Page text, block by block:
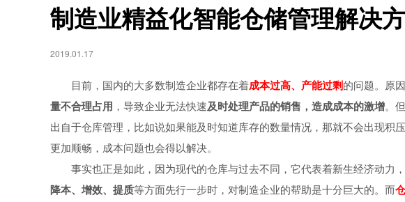
制造业精益化智能仓储管理解决
2019.01.17
目前，国内的大多数制造企业都存在着成本过高、产能过剩的问题。原
量不合理占用 ，导致企业无法快速及时处理产品的销售，造成成本的激增。
出自于仓库管理，比如说如果能及时知道库存的数量情况，那就不会出现积
更加顺畅，成本问题也会得以解决。
事实也正是如此，因为现代的仓库与过去不同，它代表着新生经济动力
降本、增效、提质等方面先行一步时，对制造企业的帮助是十分巨大的。而